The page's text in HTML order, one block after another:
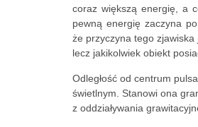
coraz większą energię, a
pewną energię zaczyna
że przyczyna tego
lecz jakikolwiek obiekt
Odległość od centrum
świetlnym. Stanowi ona
z oddziaływania